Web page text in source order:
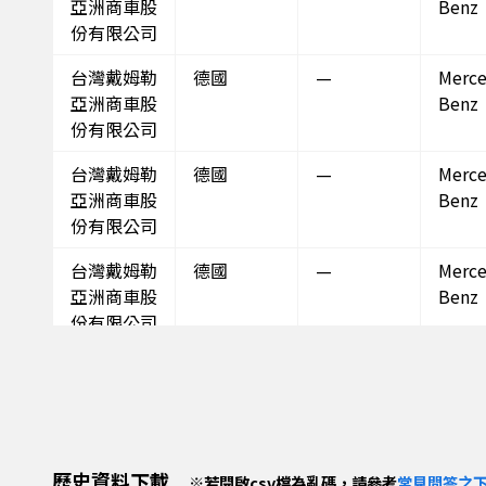
亞洲商車股
份有限公司
Benz
台灣戴姆勒
亞洲商車股
份有限公司
德國 —
Benz
台灣戴姆勒
亞洲商車股
份有限公司
德國 —
Benz
台灣戴姆勒
亞洲商車股
份有限公司
德國 —
Benz
歷史資料下載